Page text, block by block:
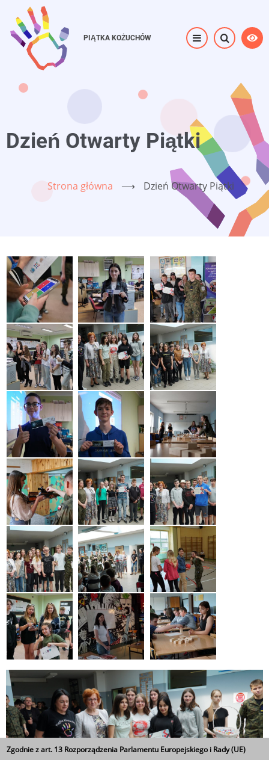
Przejdź
treści
PIĄTKA KOŻUCHÓW
Dzień Otwarty Piątki
Strona główna ⟶ Dzień Otwarty Piątki
Zgodnie z art. 13 Rozporządzenia Parlamentu Europejskiego i Rady (UE)